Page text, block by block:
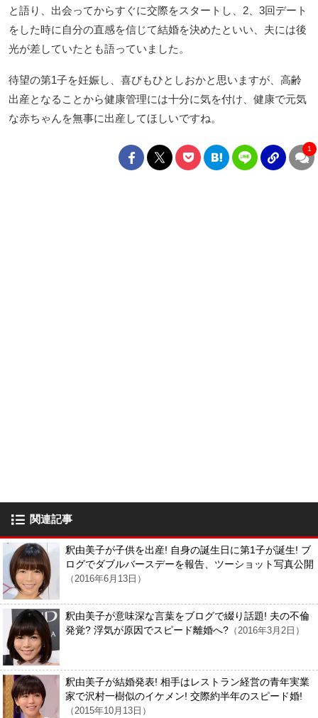
と語り、出会ってからすぐに交際をスタートし、2、3回デート
をした時に自分の直感を信じて結婚を決めたといい、夫には後
光が差していたとも語っていました。
待望の第1子を妊娠し、喜びもひとしおかと思いますが、高齢
出産となることから健康管理には十分に気を付け、健康で元気
な赤ちゃんを無事に出産してほしいですね。
1
関連記事
釈由美子が子供を出産! 自身の誕生日に第1子が誕生! ブ
ログでダブルバースデーを報告、ツーショット写真公開
（2016年6月13日）
釈由美子が意味深な言葉をブログで綴り話題! 夫の不倫
発覚? 浮気が原因でスピード離婚へ? （2016年3月2日）
釈由美子が結婚発表! 相手はレストラン経営の青年実業
家で沢村一樹似のイケメン! 交際約半年のスピード婚!
（2015年10月13日）